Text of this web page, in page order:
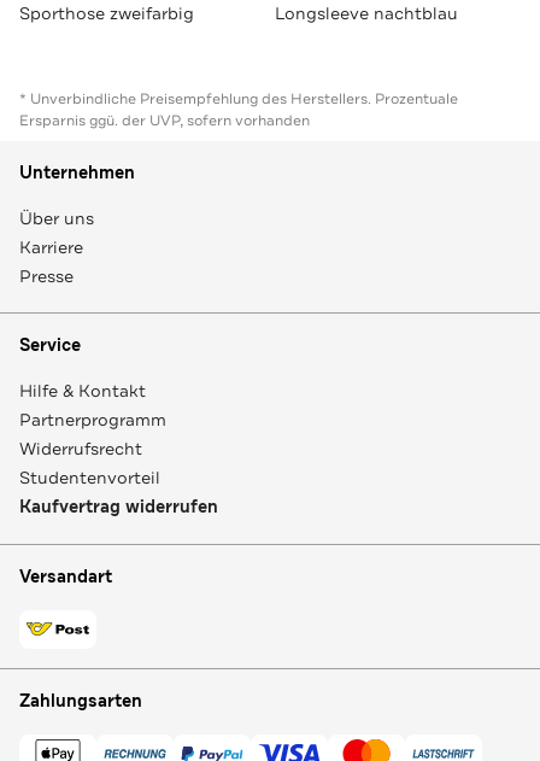
Sporthose zweifarbig Longsleeve nachtblau
* Unverbindliche Preisempfehlung des Herstellers. Prozentuale
Ersparnis ggü. der UVP, sofern vorhanden
Unternehmen
Über uns
Karriere
Presse
Service
Hilfe & Kontakt
Partnerprogramm
Widerrufsrecht
Studentenvorteil
Kaufvertrag widerrufen
Versandart
Zahlungsarten